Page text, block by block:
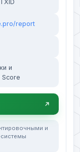
report
и
Score
и
системы